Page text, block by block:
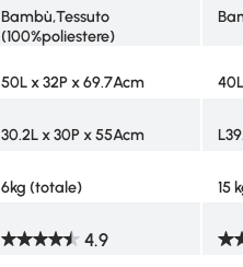
Bambù,Tessuto
(100%poliestere)
50L x 32P x 69.7Acm
30.2L x 30P x 55Acm
6kg (totale)
15
4.9